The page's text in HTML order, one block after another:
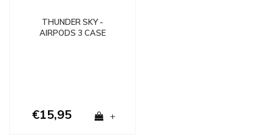
THUNDER SKY -
AIRPODS 3 CASE
€15,95 +